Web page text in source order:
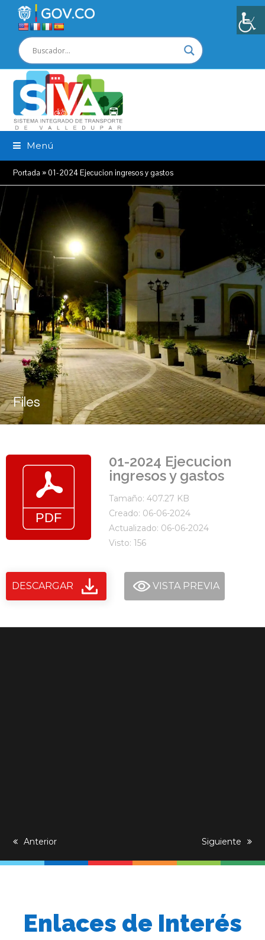
Menú
Portada »01-2024 Ejecucion ingresos y gastos
Files
01-2024 Ejecucion
ingresos y gastos
Tamaño: 407.27 KB
Creado: 06-06-2024
Actualizado: 06-06-2024
Visto: 156
DESCARGAR VISTA PREVIA
previous
Anterior
next
Siguiente
Enlaces de Interés